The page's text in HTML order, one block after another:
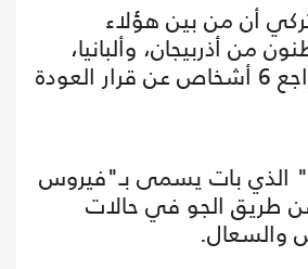
أن من بين هؤلاء
من أذربيجان، وألبانيا،
وجورجيا، فيما تراجع 6 أشخاص عن قرار العودة
الذي بات يسمى بـ"فيروس
طريق الجو في حالات
والسعال.